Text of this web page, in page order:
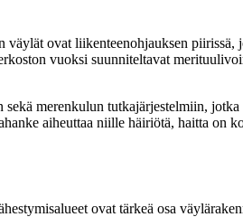
ovat liikenteenohjauksen piirissä,
vuoksi suunniteltavat
merenkulun tutkajärjestelmiin, jotka
aiheuttaa niille häiriötä, haitta on
ovat tärkeä osa